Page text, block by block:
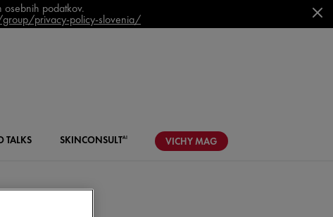
osebnih podatkov.
privacy-policy-slovenia/
TALKS SKINCONSULTAI VICHY MAG